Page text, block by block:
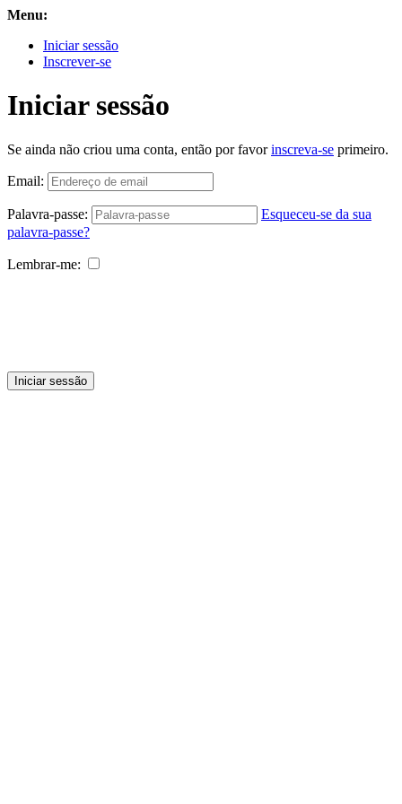
Menu:
Iniciar sessão
Inscrever-se
Iniciar sessão
Se ainda não criou uma conta, então por favorinscreva-se primeiro.
Email:
Palavra-passe:
Esqueceu-se da sua
palavra-passe?
Lembrar-me:
Iniciar sessão